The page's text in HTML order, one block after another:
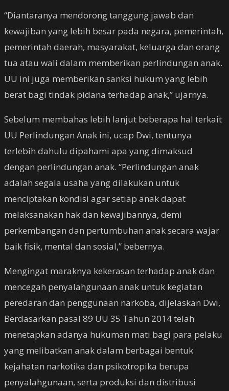
“Diantaranya mendorong tanggung jawab dan
kewajiban yang lebih besar pada negara, pemerintah,
pemerintah daerah, masyarakat, keluarga dan orang
tua atau wali dalam memberikan perlindungan anak.
UU ini juga memberikan sanksi hukum yang lebih
berat bagi tindak pidana terhadap anak,” ujarnya.
Sebelum membahas lebih lanjut beberapa hal terkait
UU Perlindungan Anak ini, ucap Dwi, tentunya
terlebih dahulu dipahami apa yang dimaksud
dengan perlindungan anak. “Perlindungan anak
adalah segala usaha yang dilakukan untuk
menciptakan kondisi agar setiap anak dapat
melaksanakan hak dan kewajibannya, demi
perkembangan dan pertumbuhan anak secara wajar
baik fisik, mental dan sosial,” bebernya.
Mengingat maraknya kekerasan terhadap anak dan
mencegah penyalahgunaan anak untuk kegiatan
peredaran dan penggunaan narkoba, dijelaskan Dwi,
Berdasarkan pasal 89 UU 35 Tahun 2014 telah
menetapkan adanya hukuman mati bagi para pelaku
yang melibatkan anak dalam berbagai bentuk
kejahatan narkotika dan psikotropika berupa
penyalahgunaan, serta produksi dan distribusi